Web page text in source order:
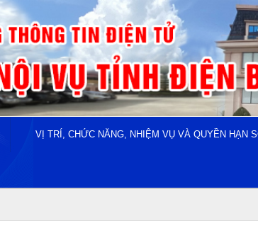
VỊ TRÍ, CHỨC NĂNG, NHIỆM VỤ VÀ QUYỀN HẠN